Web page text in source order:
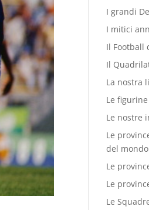
I grandi
I mitici
Il Football
Il
La nostra
Le
Le nostre
Le
del mondo
Le
Le
Le